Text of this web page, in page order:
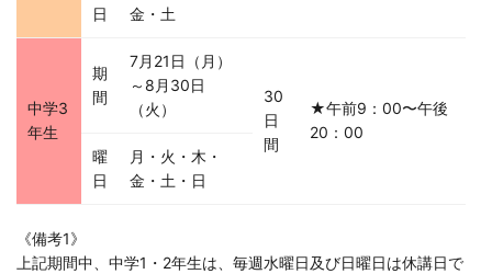
日
金・土
中学3
年生
期
間
7月21日（月）
～8月30日
（火）
30
日
間
★午前9：00〜午後
20：00
曜
日
月・火・木・
金・土・日
《備考1》
上記期間中、中学1・2年生は、毎週水曜日及び日曜日は休講日で